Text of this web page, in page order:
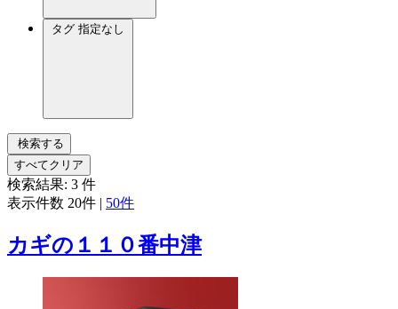
タグ 指定なし
検索する
すべてクリア
検索結果: 3 件
表示件数 20件 | 50件
カギの１１０番中津